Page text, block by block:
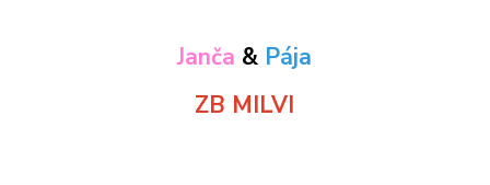
Janča & Pája
ZB MILVI